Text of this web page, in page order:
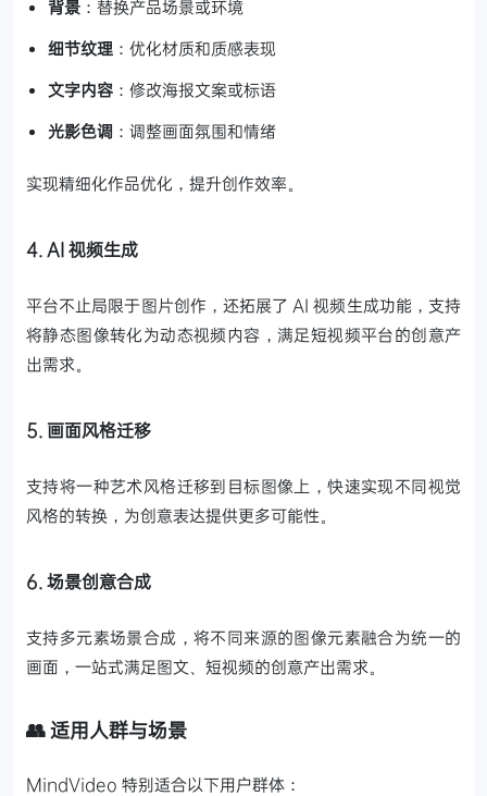
背景 ：替换产品场景或环境
细节纹理 ：优化材质和质感表现
文字内容 ：修改海报文案或标语
光影色调 ：调整画面氛围和情绪
实现精细化作品优化，提升创作效率。
4. AI 视频生成
平台不止局限于图片创作，还拓展了 AI 视频生成功能，支持
将静态图像转化为动态视频内容，满足短视频平台的创意产
出需求。
5. 画面风格迁移
支持将一种艺术风格迁移到目标图像上，快速实现不同视觉
风格的转换，为创意表达提供更多可能性。
6. 场景创意合成
支持多元素场景合成，将不同来源的图像元素融合为统一的
画面，一站式满足图文、短视频的创意产出需求。
👥 适用人群与场景
MindVideo 特别适合以下用户群体：